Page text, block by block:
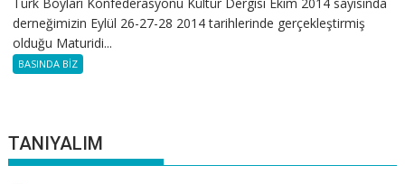
derneğimizin Eylül 26-27-28 2014 tarihlerinde gerçekleştirmiş
olduğu Maturidi...
BASINDA BİZ
TANIYALIM